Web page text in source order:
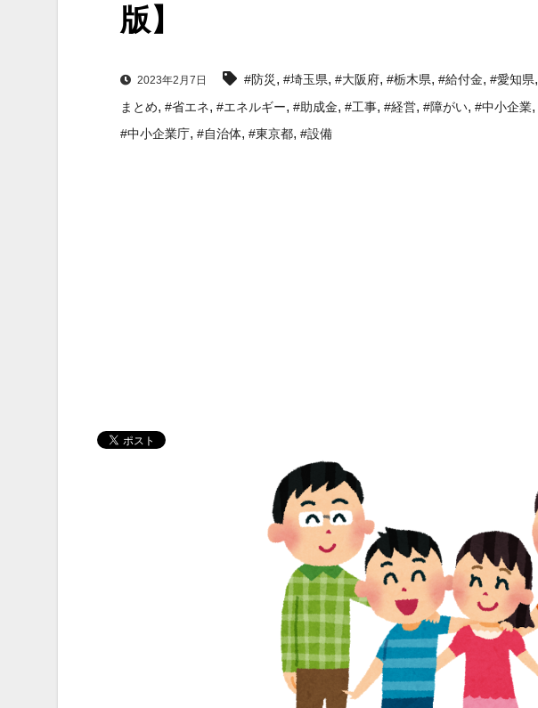
版】
2023年2月7日 #防災, #埼玉県, #大阪府, #栃木県, #給付金, #愛知県,
まとめ, #省エネ, #エネルギー, #助成金, #工事, #経営, #障がい, #中小企業,
#中小企業庁, #自治体, #東京都, #設備